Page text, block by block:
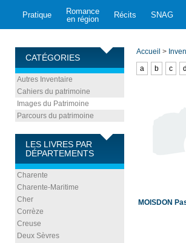
Pratique
Romance
en région
Récits SNAG
CATÉGORIES
Autres Inventaire
Cahiers du patrimoine
Images du Patrimoine
Parcours du patrimoine
LES LIVRES PAR
DÉPARTEMENTS
Charente
Charente-Maritime
Cher
Corrèze
Creuse
Deux Sèvres
Accueil >
a
b c d
MOISDON